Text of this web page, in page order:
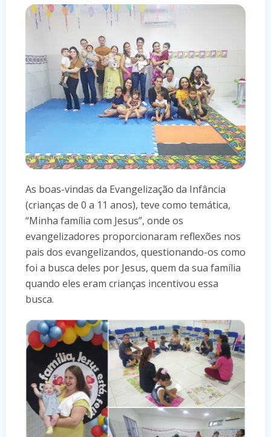
As boas-vindas da Evangelização da Infância
(crianças de 0 a 11 anos), teve como temática,
“Minha família com Jesus”, onde os
evangelizadores proporcionaram reflexões nos
pais dos evangelizandos, questionando-os como
foi a busca deles por Jesus, quem da sua família
quando eles eram crianças incentivou essa
busca.